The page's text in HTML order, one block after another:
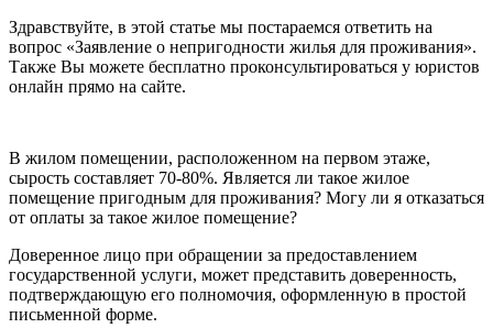
Здравствуйте, в этой статье мы постараемся ответить на
вопрос «Заявление о непригодности жилья для проживания».
Также Вы можете бесплатно проконсультироваться у юристов
онлайн прямо на сайте.
В жилом помещении, расположенном на первом этаже,
сырость составляет 70-80%. Является ли такое жилое
помещение пригодным для проживания? Могу ли я отказаться
от оплаты за такое жилое помещение?
Доверенное лицо при обращении за предоставлением
государственной услуги, может представить доверенность,
подтверждающую его полномочия, оформленную в простой
письменной форме.